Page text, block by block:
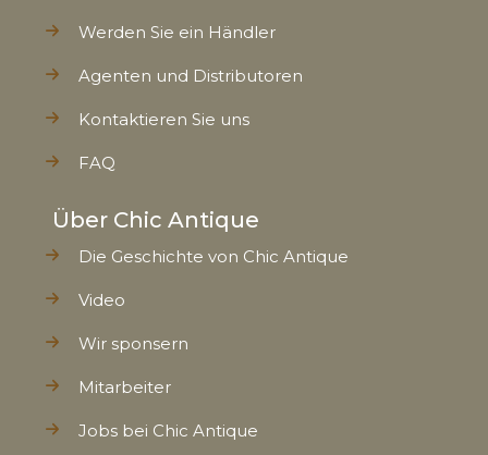
Werden Sie ein Händler
Agenten und Distributoren
Kontaktieren Sie uns
FAQ
Über Chic Antique
Die Geschichte von Chic Antique
Video
Wir sponsern
Mitarbeiter
Jobs bei Chic Antique